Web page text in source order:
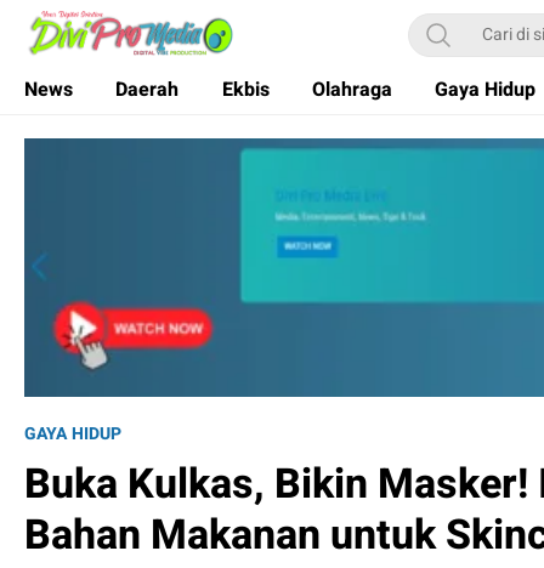
Divi Pro Media
News and Media
News Daerah Ekbis Olahraga Gaya Hidup
GAYA HIDUP
Buka Kulkas, Bikin
Bahan Makanan untuk